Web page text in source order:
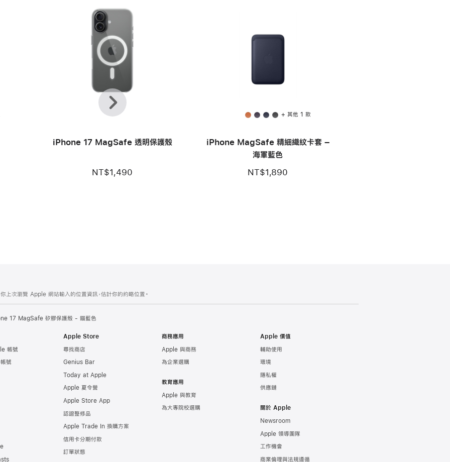
iPhone 17 MagSafe 透明保護殼
NT$1,490
+ 其他 1 款
iPhone MagSafe 精細織紋卡套 –
海軍藍色
NT$1,890
上
一
個
下
一
步
上次瀏覽 Apple 網站輸入的位置資訊，估計你的約略位置。
17 MagSafe 矽膠保護殼 - 錨藍色
帳號
號
Apple Store
尋找商店
Genius Bar
Today at Apple
Apple 夏令營
Apple Store App
認證整修品
Apple Trade In 換購方案
信用卡分期付款
訂單狀態
商務應用
Apple 與商務
為企業選購
教育應用
Apple 與教育
為大專院校選購
Apple 價值
輔助使用
環境
隱私權
供應鏈
關於 Apple
Newsroom
Apple 領導團隊
工作機會
商業倫理與法規遵循